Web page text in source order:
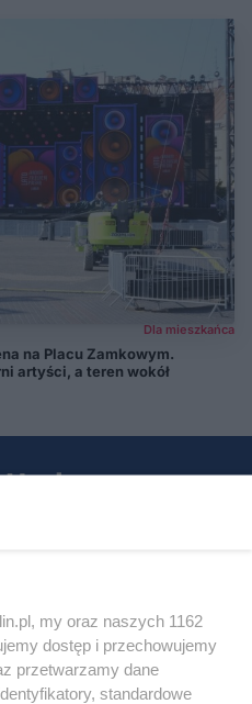
Dla mieszkańca
na Placu Zamkowym.
artyści, a teren wokół
treści
my oraz naszych 1162
dostęp i przechowujemy
przetwarzamy dane
standardowe